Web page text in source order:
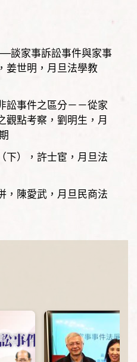
談家事訴訟事件與家事
姜世明
月旦法學教
訟事件之區分－－從家
觀點考察
劉明生
月
）
許士宦
月旦法
陳愛武
月旦民商法